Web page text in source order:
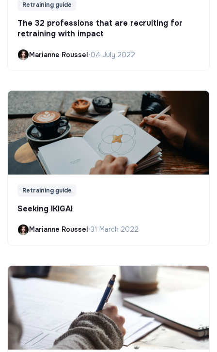
Retraining guide
The 32 professions that are recruiting for
retraining with impact
Marianne Roussel•04 July 2022
Retraining guide
Seeking IKIGAI
Marianne Roussel•31 March 2022